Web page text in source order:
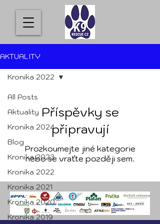
AKTUALITY
All Posts
Aktuality
Kronika 2024
Blog
Kronika 2023
Kronika 2022
Kronika 2021
Kronika 2020
Kronika 2019
Kronika 2022
Příspěvky se
připravují
Prozkoumejte jiné kategorie
nebo se vraťte později sem.